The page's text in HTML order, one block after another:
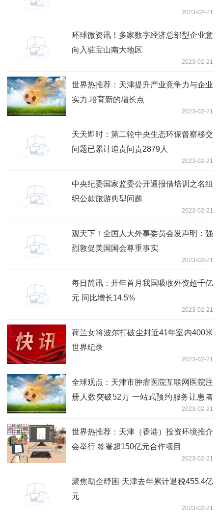
2023-02-21
环球微资讯！多家数字经济总部型企业意
向入驻宝山南大地区
2023-02-21
世界热推荐：天津提升产业竞争力与企业
实力 培育新的增长点
2023-02-21
天天即时：第二轮中央生态环保督察移交
问题已累计追责问责2879人
2023-02-21
中央纪委国家监委公开通报借培训之名组
织公款旅游典型问题
2023-02-21
观天下！全国人大外事委员会发声明：强
烈敦促美国国会尊重事实
2023-02-21
每日简讯：开年首月我国吸收外资超千亿
元 同比增长14.5%
2023-02-21
荷兰女将波尔打破尘封近41年室内400米
世界纪录
2023-02-21
全球观点：天津市肿瘤医院互联网医院注
册人数突破52万 一站式预约服务让患者
2023-02-21
世界热推荐：天津（香港）投资环境推介
会举行 签署超150亿元合作项目
2023-02-21
聚焦助企纾困 天津去年累计退税455.4亿
元
2023-02-21